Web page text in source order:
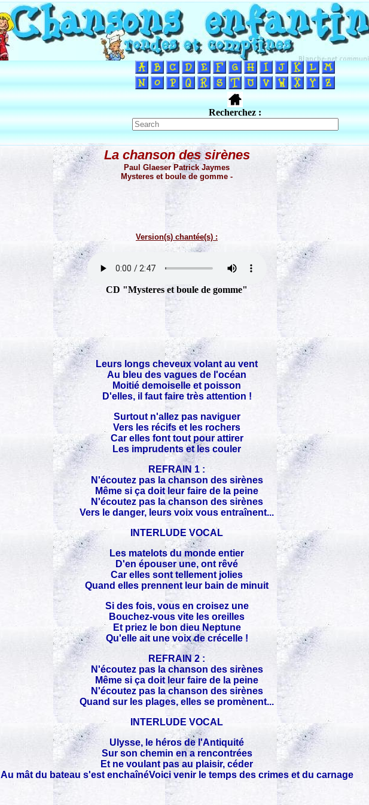
Recherchez :
La chanson des sirènes
Paul Glaeser Patrick Jaymes
Mysteres et boule de gomme -
Version(s) chantée(s) :
CD "Mysteres et boule de gomme"
Leurs longs cheveux volant au vent
Au bleu des vagues de l'océan
Moitié demoiselle et poisson
D'elles, il faut faire très attention !
Surtout n'allez pas naviguer
Vers les récifs et les rochers
Car elles font tout pour attirer
Les imprudents et les couler
REFRAIN 1 :
N'écoutez pas la chanson des sirènes
Même si ça doit leur faire de la peine
N'écoutez pas la chanson des sirènes
Vers le danger, leurs voix vous entraînent...
INTERLUDE VOCAL
Les matelots du monde entier
D'en épouser une, ont rêvé
Car elles sont tellement jolies
Quand elles prennent leur bain de minuit
Si des fois, vous en croisez une
Bouchez-vous vite les oreilles
Et priez le bon dieu Neptune
Qu'elle ait une voix de crécelle !
REFRAIN 2 :
N'écoutez pas la chanson des sirènes
Même si ça doit leur faire de la peine
N'écoutez pas la chanson des sirènes
Quand sur les plages, elles se promènent...
INTERLUDE VOCAL
Ulysse, le héros de l'Antiquité
Sur son chemin en a rencontrées
Et ne voulant pas au plaisir, céder
Au mât du bateau s'est enchaînéVoici venir le temps des crimes et du carnage